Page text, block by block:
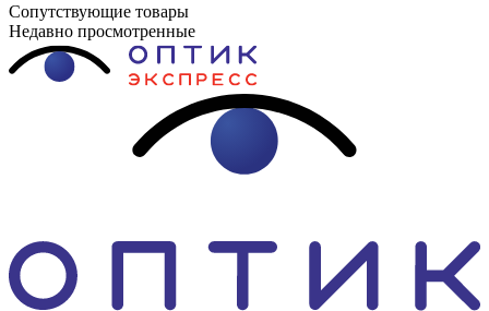
Сопутствующие товары
Недавно просмотренные